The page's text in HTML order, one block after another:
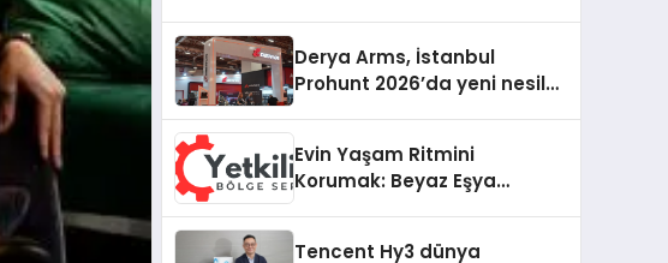
Derya Arms, İstanbul
Prohunt 2026’da yeni nesil
Evin Yaşam Ritmini
Korumak: Beyaz Eşya
Tencent Hy3 dünya